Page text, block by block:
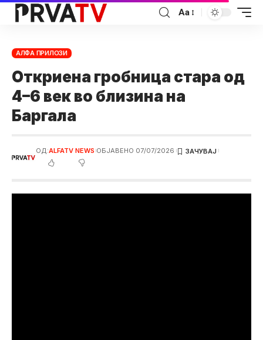
Аа
АЛФА ПРИЛОЗИ
Откриена гробница стара од
4–6 век во близина на
Баргала
ОД:ALFATV NEWS ОБЈАВЕНО 07/07/2026